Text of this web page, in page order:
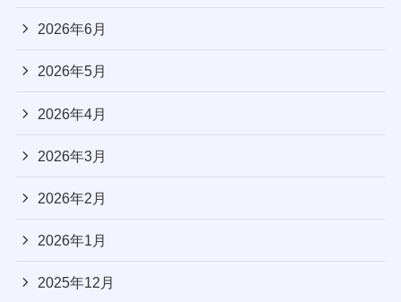
2026年6月
2026年5月
2026年4月
2026年3月
2026年2月
2026年1月
2025年12月